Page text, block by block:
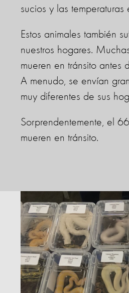
sucios y las temperaturas
Estos animales también
nuestros hogares.
mueren en tránsito antes
A menudo, se envían
muy diferentes de sus
Sorprendentemente, el
mueren en tránsito.